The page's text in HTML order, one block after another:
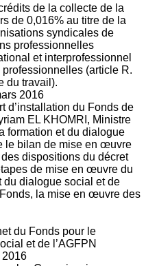
de la collecte de la
de 0,016% au titre de la
syndicales de
professionnelles
et interprofessionnel
(article R.
du travail).
2016
d’installation du Fonds de
EL KHOMRI, Ministre
formation et du dialogue
le bilan de mise en œuvre
dispositions du décret
de mise en œuvre du
du dialogue social et de
la mise en œuvre des
du Fonds pour le
et de l’AGFPN
2016